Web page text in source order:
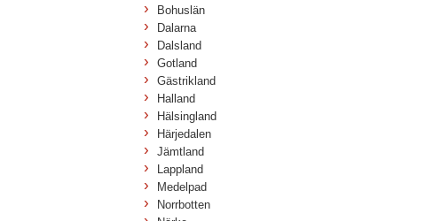
Bohuslän
Dalarna
Dalsland
Gotland
Gästrikland
Halland
Hälsingland
Härjedalen
Jämtland
Lappland
Medelpad
Norrbotten